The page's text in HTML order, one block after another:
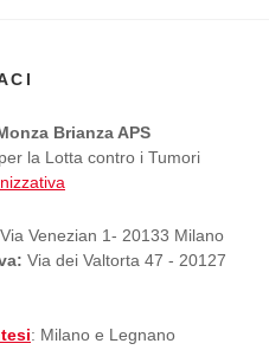
Brianza APS
la Lotta contro i Tumori
Via Venezian 1- 20133 Milano
Via dei Valtorta 47 - 20127
: Milano e Legnano